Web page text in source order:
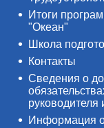
Итоги
"Океан"
Школа
Контакты
Сведения о
руководителя
Информация